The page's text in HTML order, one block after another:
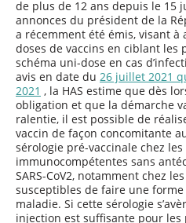
de plus de 12 ans depuis le 15
annonces du président de la
a récemment été émis, visant à
doses de vaccins en ciblant les
schéma uni-dose en cas
avis en date du 26 juillet 2021
2021 , la HAS estime que dès
obligation et que la démarche
ralentie, il est possible de
vaccin de façon concomitante
sérologie pré-vaccinale chez
immunocompétentes sans
SARS-CoV2, notamment chez
susceptibles de faire une
maladie. Si cette sérologie
injection est suffisante pour les